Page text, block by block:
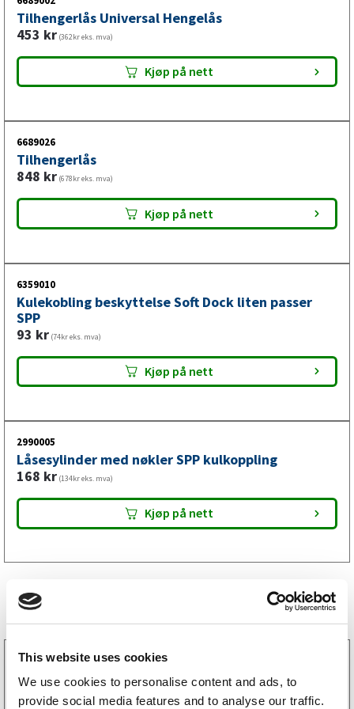
This website uses cookies
We use cookies to personalise content and ads, to
provide social media features and to analyse our traffic.
trygghet og full kontroll, selv ved laster som krever
presisjon og sikkerhet.
Tilhengerlås Universal Hengelås
453 kr (362kr eks. mva)
Kjøp på nett
6689026
Tilhengerlås
848 kr (678kr eks. mva)
Kjøp på nett
6359010
Kulekobling beskyttelse Soft Dock liten passer
SPP
93 kr (74kr eks. mva)
Kjøp på nett
2990005
Låsesylinder med nøkler SPP kulkoppling
168 kr (134kr eks. mva)
Kjøp på nett
Lignende produkter
2299029
Kulekobling 750 kg V-drag med plate
1 074kr (859kr eks. mva)